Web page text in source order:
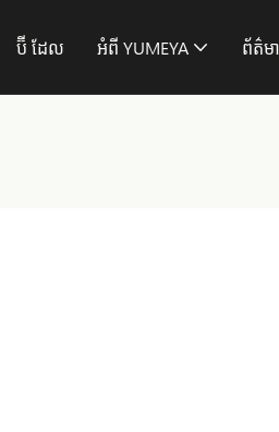
ប៊ី ដែល អំពី YUMEYA ព័ត៌ម